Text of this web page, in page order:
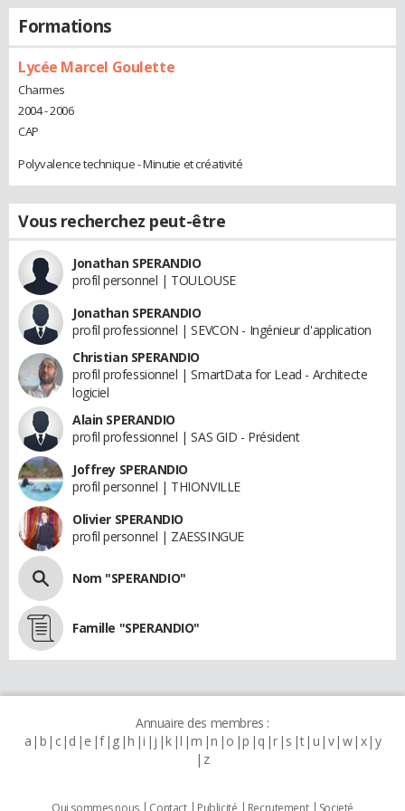
Formations
Lycée Marcel Goulette
Charmes
2004 - 2006
CAP
Polyvalence technique - Minutie et créativité
Vous recherchez peut-être
Jonathan SPERANDIO
profil personnel | TOULOUSE
Jonathan SPERANDIO
profil professionnel | SEVCON - Ingénieur d'application
Christian SPERANDIO
profil professionnel | SmartData for Lead - Architecte
logiciel
Alain SPERANDIO
profil professionnel | SAS GID - Président
Joffrey SPERANDIO
profil personnel | THIONVILLE
Olivier SPERANDIO
profil personnel | ZAESSINGUE
Nom "SPERANDIO"
Famille "SPERANDIO"
Annuaire des membres :
a b c d e f g h i j k l m n o p q r s t u v w x y
z